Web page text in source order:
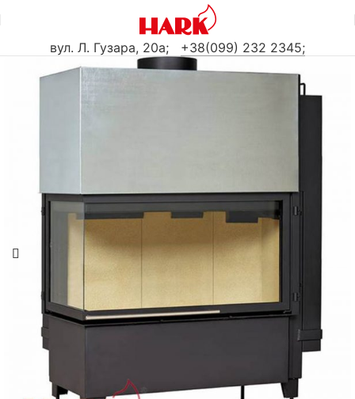
вул. Л. Гузара, 20а; +38(099) 232 2345;